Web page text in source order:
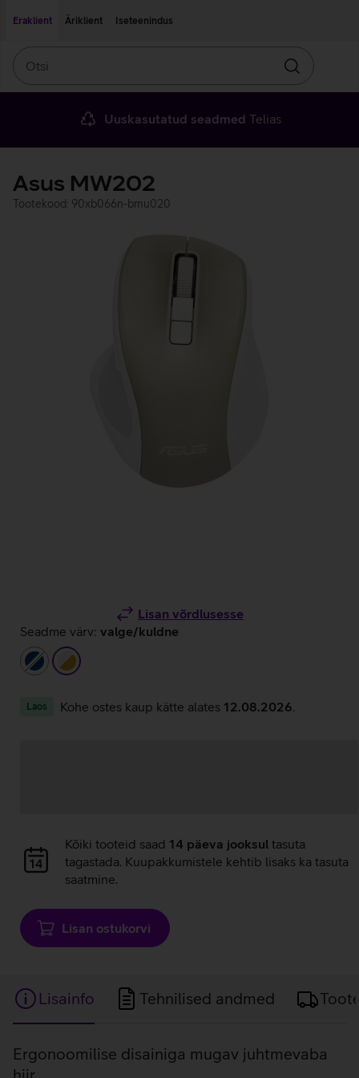
Eraklient
Äriklient Iseteenindus
Otsin
Uuskasutatud seadmed Telias
Asus MW202
Tootekood: 90xb066n-bmu020
Lisan võrdlusesse
Seadme värv: valge/kuldne
tumesininevalge/kuldne
Laos Kohe ostes kaup kätte alates 12.08.2026
laadimine
Andmete
laadimine
Kõiki tooteid saad 14 päeva jooksul tasuta
tagastada. Kuupakkumistele kehtib lisaks ka tasuta
saatmine.
Lisan ostukorvi
Lisainfo Tehnilised andmed
Lisainfo
Ergonoomilise disainiga mugav juhtmevaba